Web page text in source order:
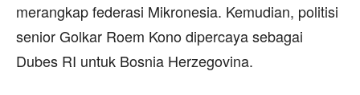
merangkap federasi Mikronesia. Kemudian, politisi
senior Golkar Roem Kono dipercaya sebagai
Dubes RI untuk Bosnia Herzegovina.